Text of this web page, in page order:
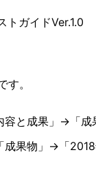
トガイドVer.1.0
。
容と成果」→「
成果物」→「